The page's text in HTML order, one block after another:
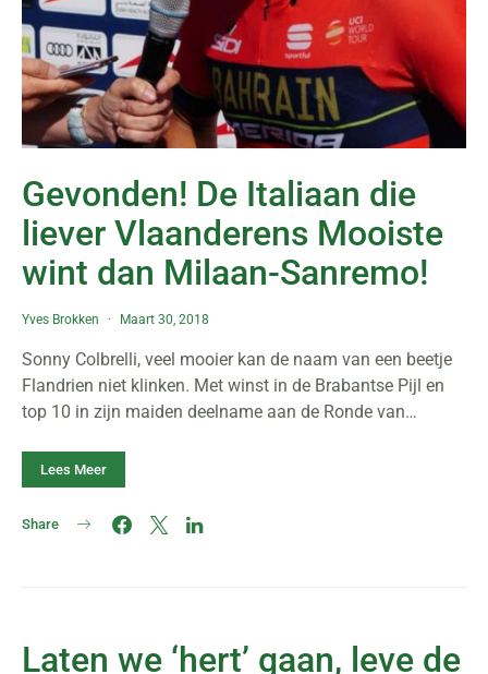
Gevonden! De Italiaan die
liever Vlaanderens Mooiste
wint dan Milaan-Sanremo!
Yves Brokken Maart 30, 2018
Sonny Colbrelli, veel mooier kan de naam van een beetje
Flandrien niet klinken. Met winst in de Brabantse Pijl en
top 10 in zijn maiden deelname aan de Ronde van…
Lees Meer
Share
Laten we ‘hert’ gaan, leve de